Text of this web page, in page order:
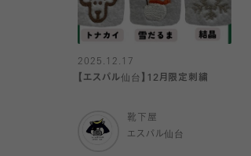
2025.12.17
【エスパル仙台】12月限定刺繍
靴下屋
エスパル仙台